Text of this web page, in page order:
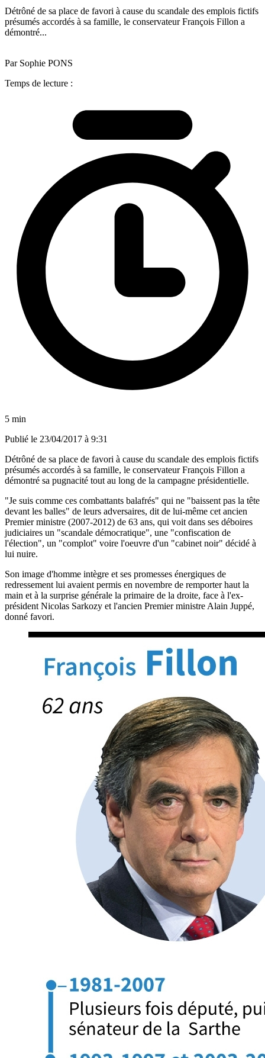
Détrôné de sa place de favori à cause du scandale des emplois fictifs
présumés accordés à sa famille, le conservateur François Fillon a
démontré...
Par Sophie PONS
Temps de lecture :
5 min
Publié le 23/04/2017 à 9:31
Détrôné de sa place de favori à cause du scandale des emplois fictifs
présumés accordés à sa famille, le conservateur François Fillon a
démontré sa pugnacité tout au long de la campagne présidentielle.
"Je suis comme ces combattants balafrés" qui ne "baissent pas la tête
devant les balles" de leurs adversaires, dit de lui-même cet ancien
Premier ministre (2007-2012) de 63 ans, qui voit dans ses déboires
judiciaires un "scandale démocratique", une "confiscation de
l'élection", un "complot" voire l'oeuvre d'un "cabinet noir" décidé à
lui nuire.
Son image d'homme intègre et ses promesses énergiques de
redressement lui avaient permis en novembre de remporter haut la
main et à la surprise générale la primaire de la droite, face à l'ex-
président Nicolas Sarkozy et l'ancien Premier ministre Alain Juppé,
donné favori.